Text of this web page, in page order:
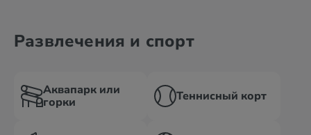
Развлечения и спорт
Аквапарк или
горки
Теннисный корт